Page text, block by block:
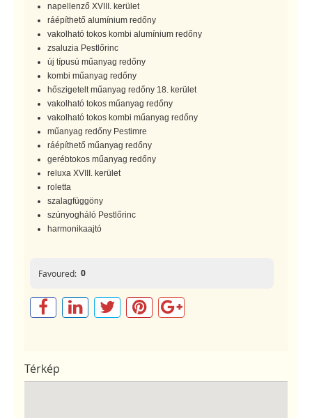
napellenző XVIII. kerület
ráépíthető alumínium redőny
vakolható tokos kombi alumínium redőny
zsaluzia Pestlőrinc
új típusú műanyag redőny
kombi műanyag redőny
hőszigetelt műanyag redőny 18. kerület
vakolható tokos műanyag redőny
vakolható tokos kombi műanyag redőny
műanyag redőny Pestimre
ráépíthető műanyag redőny
gerébtokos műanyag redőny
reluxa XVIII. kerület
roletta
szalagfüggöny
szúnyogháló Pestlőrinc
harmonikaajtó
Favoured: 0
Térkép